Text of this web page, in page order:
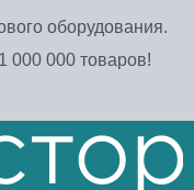
оборудования.
000 000 товаров!